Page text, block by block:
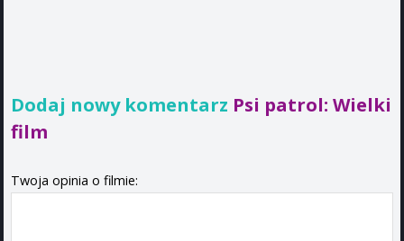
Dodaj nowy komentarz Psi patrol: Wielki
film
Twoja opinia o filmie: